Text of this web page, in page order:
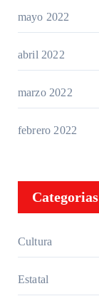
mayo 2022
abril 2022
marzo 2022
febrero 2022
Categorias
Cultura
Estatal